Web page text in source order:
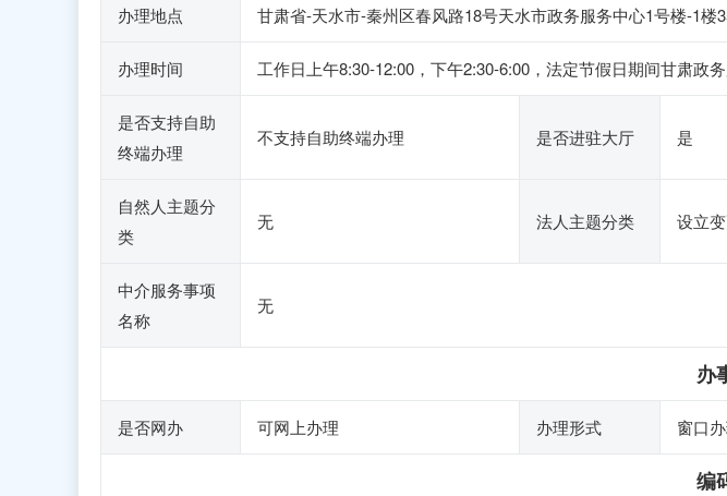
办理地点 甘肃省-天水市-秦州区春风路18号天水市政务服务中心1号楼-1楼
办理时间 工作日上午8:30-12:00，下午2:30-6:00，法定节假日期间甘肃政
是否支持自助
终端办理
不支持自助终端办理 是否进驻大厅 是
自然人主题分
类
无 法人主题分类 设立
中介服务事项
名称
无
办
是否网办 可网上办理 办理形式 窗口
编